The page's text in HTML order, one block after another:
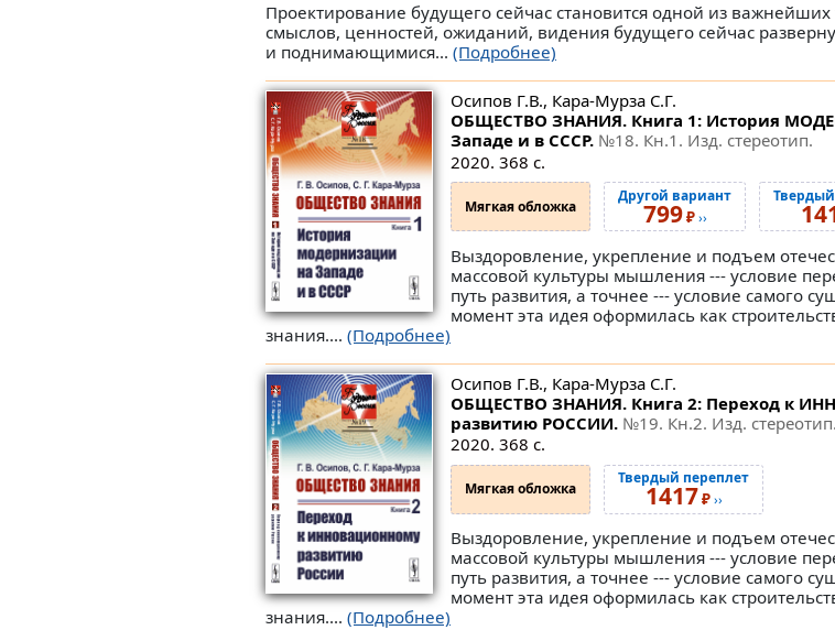
Проектирование будущего сейчас становится одной из
смыслов, ценностей, ожиданий, видения будущего сейчас
и поднимающимися... (Подробнее)
Осипов Г.В., Кара-Мурза С.Г.
ОБЩЕСТВО ЗНАНИЯ. Книга 1: История
Западе и в СССР. №18. Кн.1. Изд. стереотип.
2020. 368 с.
Мягкая обложка
Другой вариант
799₽››
Выздоровление, укрепление и подъем
массовой культуры мышления --- условие
путь развития, а точнее --- условие самого
момент эта идея оформилась как
знания.... (Подробнее)
Осипов Г.В., Кара-Мурза С.Г.
ОБЩЕСТВО ЗНАНИЯ. Книга 2: Переход к
развитию РОССИИ. №19. Кн.2. Изд. стереотип.
2020. 368 с.
Мягкая обложка
Твердый переплет
1417₽››
Выздоровление, укрепление и подъем
массовой культуры мышления --- условие
путь развития, а точнее --- условие самого
момент эта идея оформилась как
знания.... (Подробнее)